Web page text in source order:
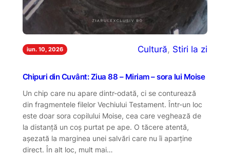
iun. 10, 2026 Cultură, Stiri la zi
Chipuri din Cuvânt: Ziua 88 – Miriam – sora lui Moise
Un chip care nu apare dintr-odată, ci se conturează
din fragmentele filelor Vechiului Testament. Într-un loc
este doar sora copilului Moise, cea care veghează de
la distanță un coș purtat pe ape. O tăcere atentă,
așezată la marginea unei salvări care nu îi aparține
direct. În alt loc, mult mai…